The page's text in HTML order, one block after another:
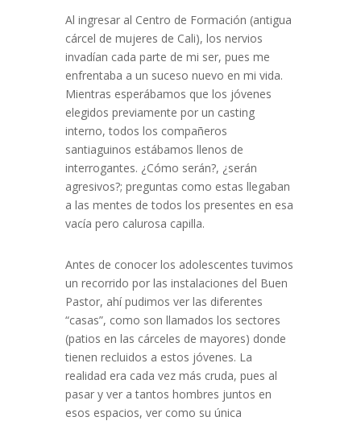
Al ingresar al Centro de Formación (antigua
cárcel de mujeres de Cali), los nervios
invadían cada parte de mi ser, pues me
enfrentaba a un suceso nuevo en mi vida.
Mientras esperábamos que los jóvenes
elegidos previamente por un casting
interno, todos los compañeros
santiaguinos estábamos llenos de
interrogantes. ¿Cómo serán?, ¿serán
agresivos?; preguntas como estas llegaban
a las mentes de todos los presentes en esa
vacía pero calurosa capilla.
Antes de conocer los adolescentes tuvimos
un recorrido por las instalaciones del Buen
Pastor, ahí pudimos ver las diferentes
“casas”, como son llamados los sectores
(patios en las cárceles de mayores) donde
tienen recluidos a estos jóvenes. La
realidad era cada vez más cruda, pues al
pasar y ver a tantos hombres juntos en
esos espacios, ver como su única